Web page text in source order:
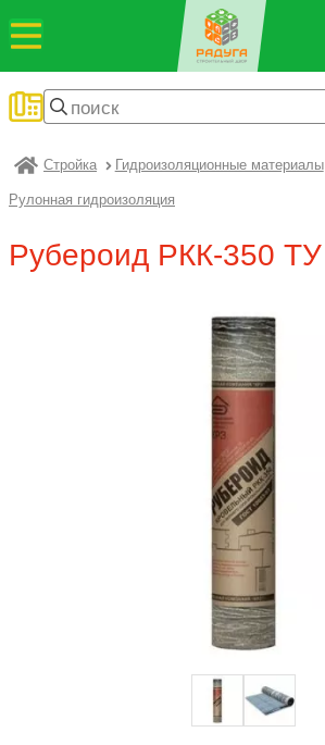
Радуга
Стройка Гидроизоляционные материалы
Рулонная гидроизоляция
Рубероид РКК-350 ТУ